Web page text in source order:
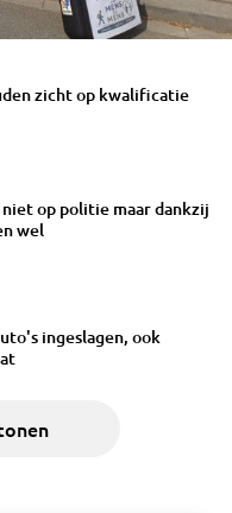
zicht op kwalificatie
op politie maar dankzij
wel
ingeslagen, ook